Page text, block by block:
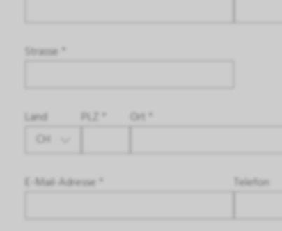
Strasse *
Land
CH
PLZ * Ort *
E-Mail-Adresse * Telefon